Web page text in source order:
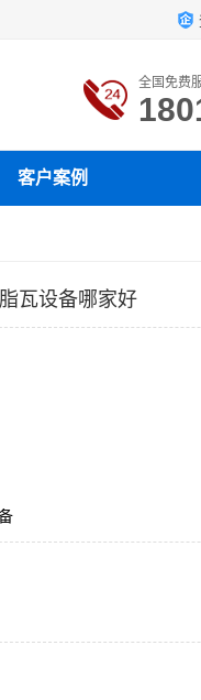
全国免费
客户案例
瓦设备哪家好